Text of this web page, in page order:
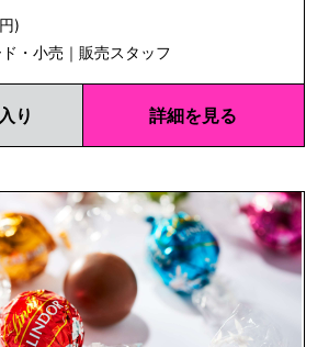
)
・小売｜販売スタッフ
り 詳細を見る